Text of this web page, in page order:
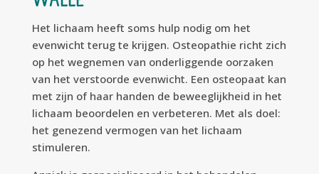
Het lichaam heeft soms hulp nodig om het
evenwicht terug te krijgen. Osteopathie richt zich
op het wegnemen van onderliggende oorzaken
van het verstoorde evenwicht. Een osteopaat kan
met zijn of haar handen de beweeglijkheid in het
lichaam beoordelen en verbeteren. Met als doel:
het genezend vermogen van het lichaam
stimuleren.